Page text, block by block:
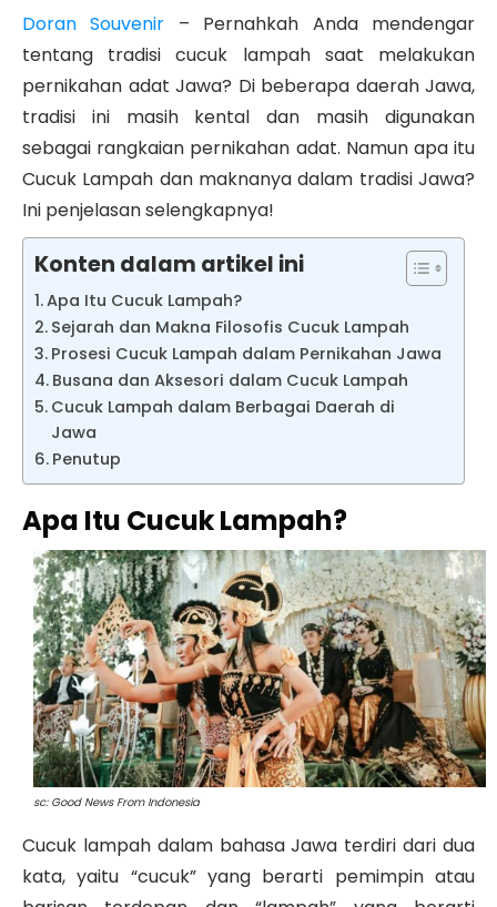
Doran Souvenir – Pernahkah Anda mendengar
tentang tradisi cucuk lampah saat melakukan
pernikahan adat Jawa? Di beberapa daerah Jawa,
tradisi ini masih kental dan masih digunakan
sebagai rangkaian pernikahan adat. Namun apa itu
Cucuk Lampah dan maknanya dalam tradisi Jawa?
Ini penjelasan selengkapnya!
Konten dalam artikel ini
Apa Itu Cucuk Lampah?
Sejarah dan Makna Filosofis Cucuk Lampah
Prosesi Cucuk Lampah dalam Pernikahan Jawa
Busana dan Aksesori dalam Cucuk Lampah
Cucuk Lampah dalam Berbagai Daerah di
Jawa
Penutup
Apa Itu Cucuk Lampah?
sc: Good News From Indonesia
Cucuk lampahdalam bahasa Jawa terdiri dari dua
kata, yaitu “cucuk” yang berarti pemimpin atau